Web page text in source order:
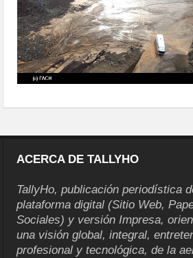
ACERCA DE TALLYHO
TallyHo, publicación periodística
plataforma digital (Sitio Web,
Sociales) y versión Impresa,
una visión global, integral,
profesional y tecnológica, de la